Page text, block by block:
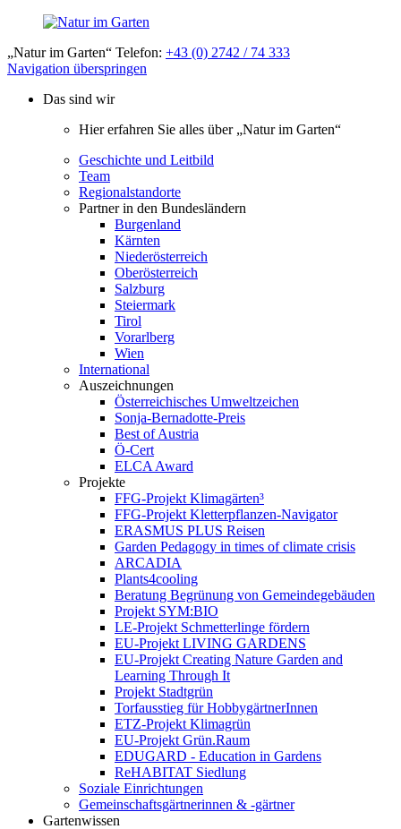
„Natur im Garten“ Telefon: +43 (0) 2742 / 74 333
Navigation überspringen
Das sind wir
Hier erfahren Sie alles über „Natur im Garten“
Geschichte und Leitbild
Team
Regionalstandorte
Partner in den Bundesländern
Burgenland
Kärnten
Niederösterreich
Oberösterreich
Salzburg
Steiermark
Tirol
Vorarlberg
Wien
International
Auszeichnungen
Österreichisches Umweltzeichen
Sonja-Bernadotte-Preis
Best of Austria
Ö-Cert
ELCA Award
Projekte
FFG-Projekt Klimagärten³
FFG-Projekt Kletterpflanzen-Navigator
ERASMUS PLUS Reisen
Garden Pedagogy in times of climate crisis
ARCADIA
Plants4cooling
Beratung Begrünung von Gemeindegebäuden
Projekt SYM:BIO
LE-Projekt Schmetterlinge fördern
EU-Projekt LIVING GARDENS
EU-Projekt Creating Nature Garden and
Learning Through It
Projekt Stadtgrün
Torfausstieg für HobbygärtnerInnen
ETZ-Projekt Klimagrün
EU-Projekt Grün.Raum
EDUGARD - Education in Gardens
ReHABITAT Siedlung
Soziale Einrichtungen
Gemeinschaftsgärtnerinnen & -gärtner
Gartenwissen